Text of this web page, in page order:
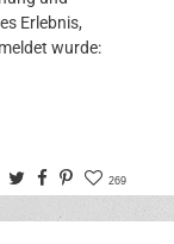
Erlebnis,
wurde:
TwitterFacebook
Pinterest
269